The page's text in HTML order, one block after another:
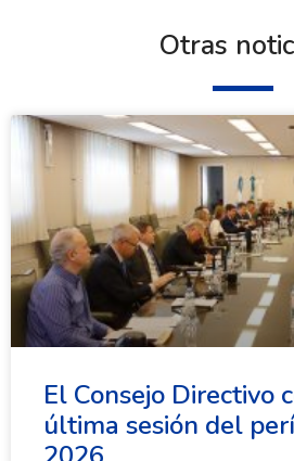
Otras
El Consejo Directivo
última sesión del